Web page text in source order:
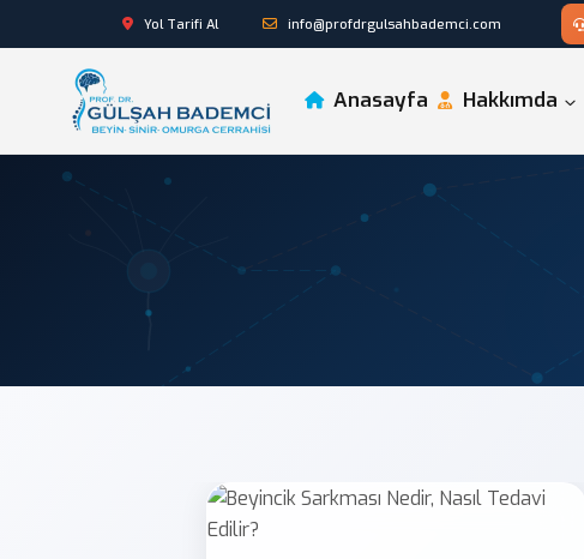
Yol Tarifi Al info@profdrgulsahbademci.com
Anasayfa Hakkımda